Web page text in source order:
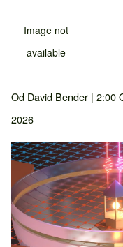
Image not
available
Od David Bender | 2:00
2026